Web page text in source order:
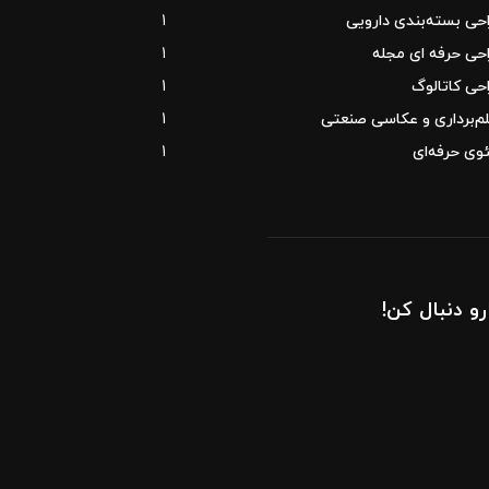
بسته‌بندی دارویی
1
حرفه ای مجله
1
کاتالوگ
1
و عکاسی صنعتی
1
حرفه‌ای
1
دنبال کن!